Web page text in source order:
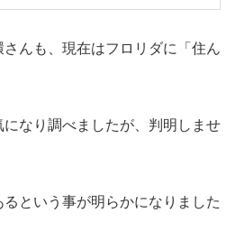
んも、現在はフロリダに「住ん
なり調べましたが、判明しませ
という事が明らかになりました